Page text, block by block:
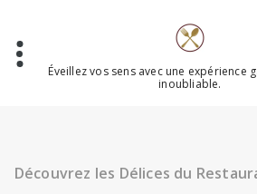
contenu
Éveillez vos sens avec une expérience
inoubliable.
Découvrez les Délices du